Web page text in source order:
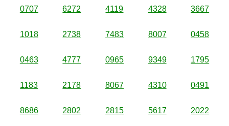
0707 6272 4119 4328 3667
1018 2738 7483 8007 0458
0463 4777 0965 9349 1795
1183 2178 8067 4310 0491
8686 2802 2815 5617 2022